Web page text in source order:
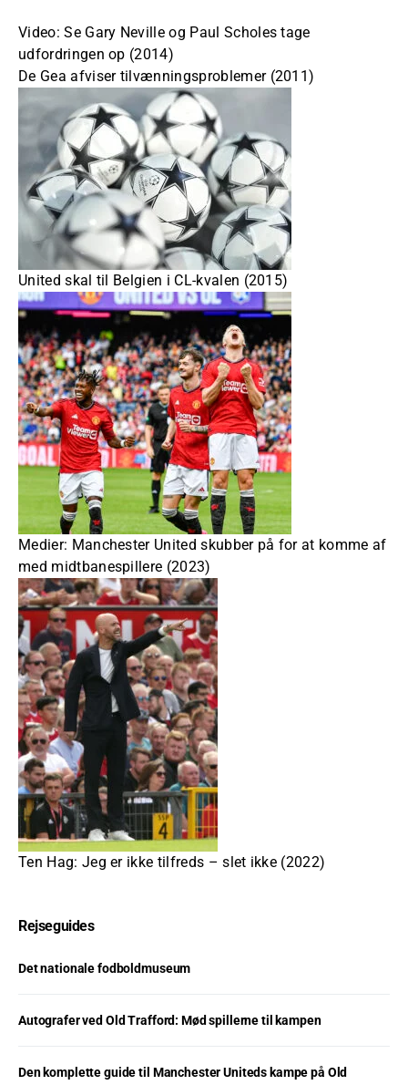
Video: Se Gary Neville og Paul Scholes tage
udfordringen op (2014)
De Gea afviser tilvænningsproblemer (2011)
United skal til Belgien i CL-kvalen (2015)
Medier: Manchester United skubber på for at komme af
med midtbanespillere (2023)
Ten Hag: Jeg er ikke tilfreds – slet ikke (2022)
Rejseguides
Det nationale fodboldmuseum
Autografer ved Old Trafford: Mød spillerne til kampen
Den komplette guide til Manchester Uniteds kampe på Old